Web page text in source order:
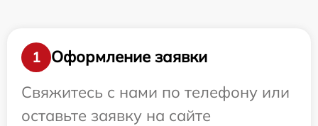
1
Оформление заявки
Свяжитесь с нами по телефону или
оставьте заявку на сайте